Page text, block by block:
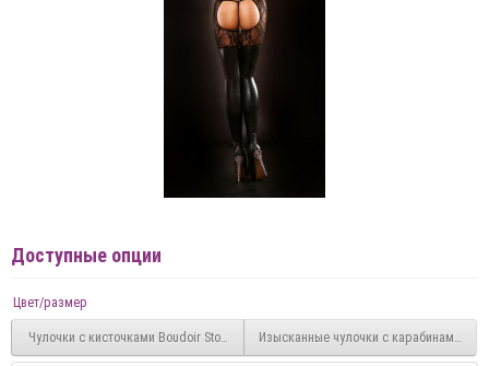
Доступные опции
Цвет/размер
Чулочки с кисточками Boudoir Stockings Изысканные чулочки с карабинами